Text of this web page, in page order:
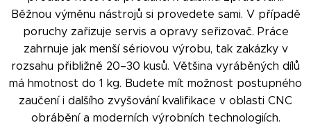
Běžnou výměnu nástrojů si provedete sami. V případě
poruchy zařizuje servis a opravy seřizovač. Práce
zahrnuje jak menší sériovou výrobu, tak zakázky v
rozsahu přibližně 20–30 kusů. Většina vyráběných dílů
má hmotnost do 1 kg. Budete mít možnost postupného
zaučení i dalšího zvyšování kvalifikace v oblasti CNC
obrábění a moderních výrobních technologiích.